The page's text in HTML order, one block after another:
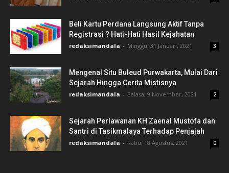
Beli Kartu Perdana Langsung Aktif Tanpa
Registrasi ? Hati-Hati Hasil Kejahatan
redaksimandala - Minggu, 31 Januari, 2021 3
Mengenal Situ Buleud Purwakarta, Mulai Dari
Sejarah Hingga Cerita Mistisnya
redaksimandala - Selasa, 9 November, 2021 2
Sejarah Perlawanan KH Zaenal Mustofa dan
Santri di Tasikmalaya Terhadap Penjajah
redaksimandala - Rabu, 18 Agustus, 2021 0